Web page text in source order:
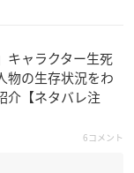
キャラクター生死
物の生存状況をわ
介【ネタバレ注
6コメント